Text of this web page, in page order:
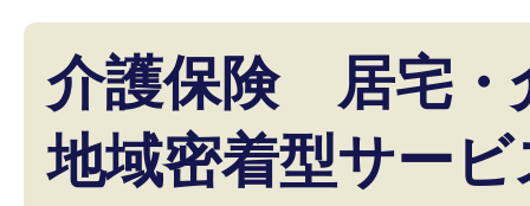
介護保険 居宅・
地域密着型サー